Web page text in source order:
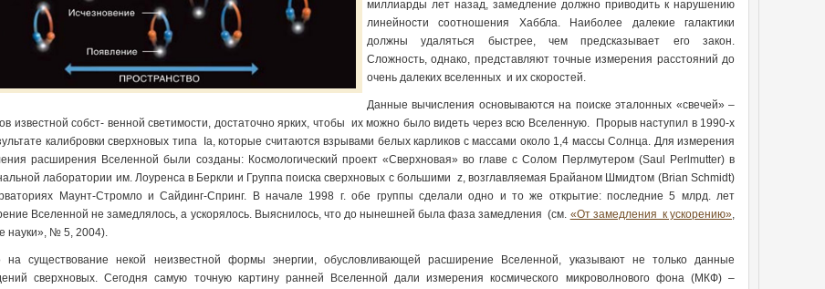
миллиарды лет назад, замедление должно приводить к нарушению
линейности соотношения Хаббла. Наиболее далекие галактики
должны удаляться быстрее, чем предсказывает его закон.
Сложность, однако, представляют точные измерения расстояний до
очень далеких вселенных и их скоростей.
Данные вычисления основываются на поиске эталонных «свечей» –
известной собст- венной светимости, достаточно ярких, чтобы их можно было видеть через всю Вселенную. Прорыв наступил в 1990-х
калибровки сверхновых типа Ia, которые считаются взрывами белых карликов с массами около 1,4 массы Солнца. Для измерения
расширения Вселенной были созданы: Космологический проект «Сверхновая» во главе с Солом Перлмутером (Saul Perlmutter) в
лаборатории им. Лоуренса в Беркли и Группа поиска сверхновых с большими z, возглавляемая Брайаном Шмидтом (Brian Schmidt)
Маунт-Стромло и Сайдинг-Спринг. В начале 1998 г. обе группы сделали одно и то же открытие: последние 5 млрд. лет
Вселенной не замедлялось, а ускорялось. Выяснилось, что до нынешней была фаза замедления (см. «От замедления к ускорению»,
науки», № 5, 2004).
на существование некой неизвестной формы энергии, обусловливающей расширение Вселенной, указывают не только данные
сверхновых. Сегодня самую точную картину ранней Вселенной дали измерения космического микроволнового фона (МКФ) –